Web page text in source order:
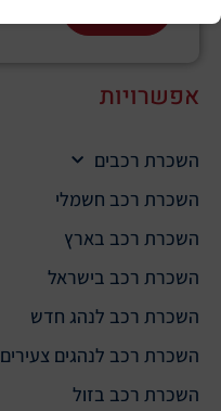
אפשרויות
השכרת רכבים
השכרת רכב חשמלי
השכרת רכב בארץ
השכרת רכב בישראל
השכרת רכב לנהג חדש
השכרת רכב לנהגים צעירים
השכרת רכב בזול